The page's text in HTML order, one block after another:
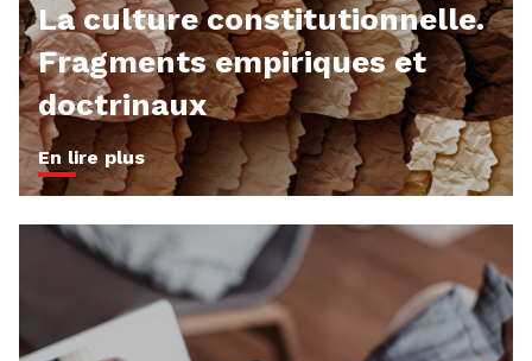
La culture constitutionnelle.
Fragments empiriques et
doctrinaux
En lire plus